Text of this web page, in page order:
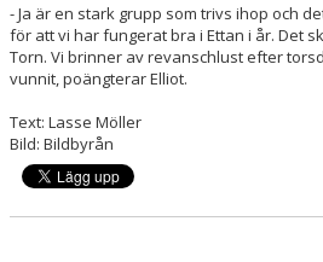
- Ja är en stark grupp som trivs ihop och
för att vi har fungerat bra i Ettan i år. Det
Torn. Vi brinner av revanschlust efter
vunnit, poängterar Elliot.
Text: Lasse Möller
Bild: Bildbyrån